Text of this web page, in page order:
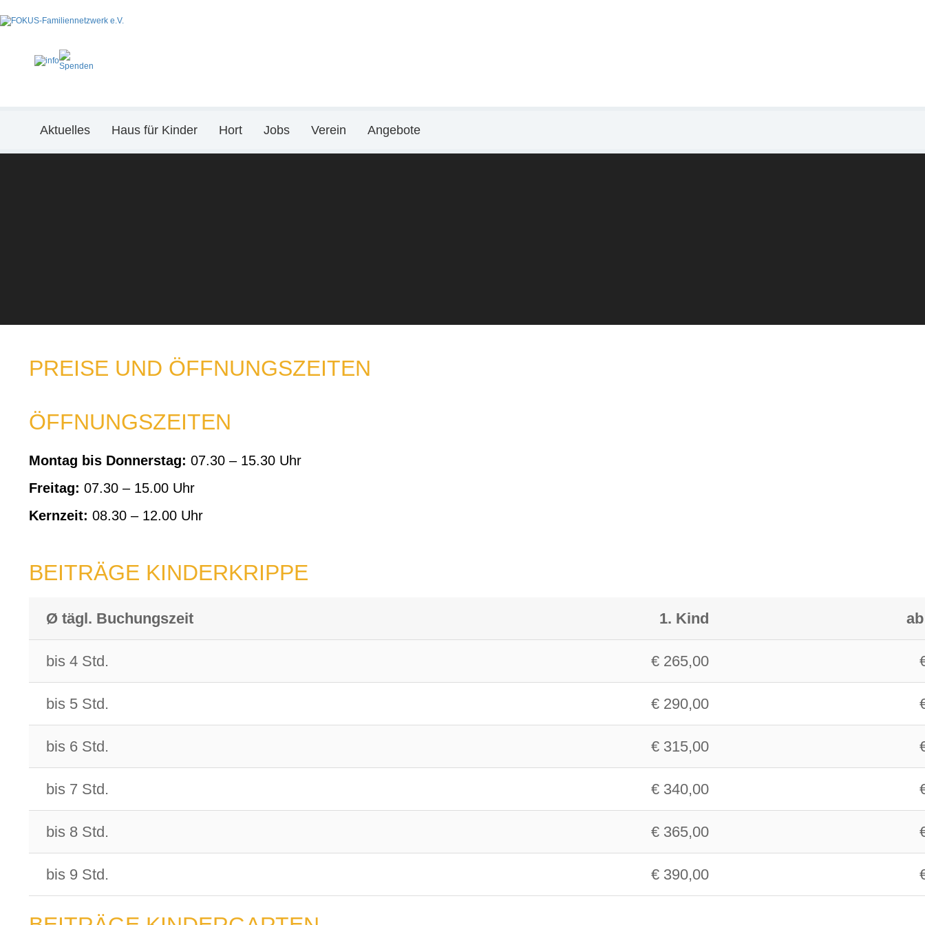
Aktuelles Haus für Kinder Hort Jobs Verein Angebote
PREISE UND ÖFFNUNGSZEITEN
ÖFFNUNGSZEITEN
Montag bis Donnerstag: 07.30 – 15.30 Uhr
Freitag: 07.30 – 15.00 Uhr
Kernzeit: 08.30 – 12.00 Uhr
BEITRÄGE KINDERKRIPPE
Ø tägl. Buchungszeit 1. Kind
bis 4 Std. € 265,00
bis 5 Std. € 290,00
bis 6 Std. € 315,00
bis 7 Std. € 340,00
bis 8 Std. € 365,00
bis 9 Std. € 390,00